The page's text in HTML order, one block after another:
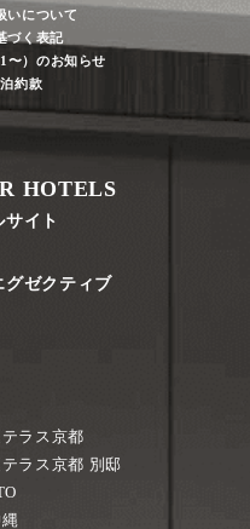
いについて
づく表記
〜）のお知らせ
約款
HOTELS
イト
グゼクティブ
ラス京都
ラス京都 別邸